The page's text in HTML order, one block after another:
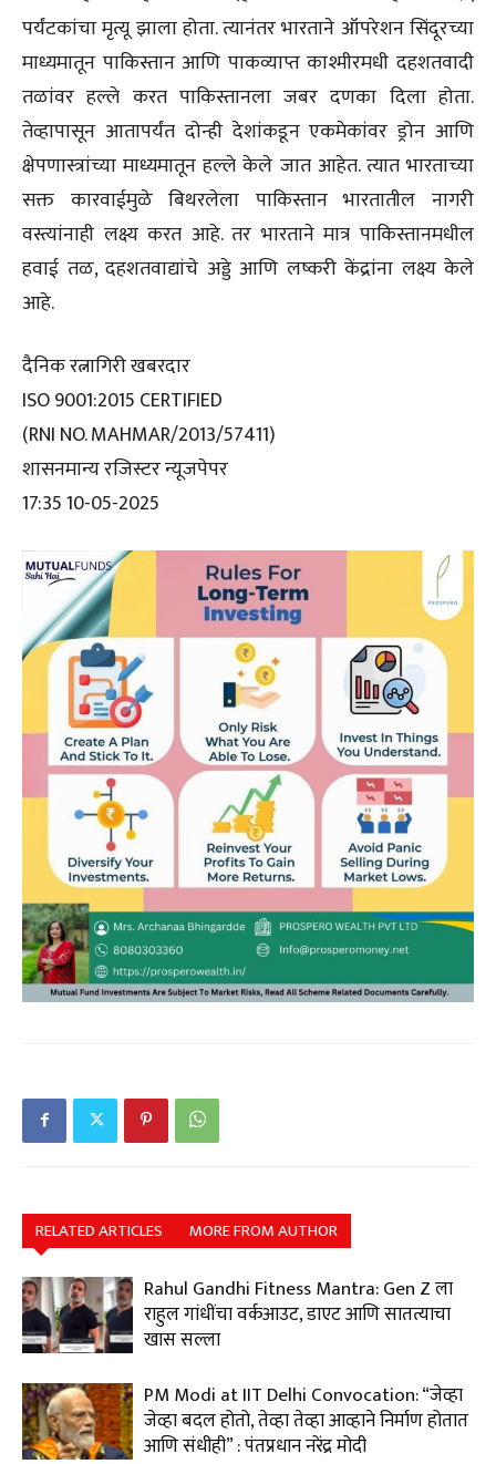
पर्यंटकांचा मृत्यू झाला होता. त्यानंतर भारताने ऑपरेशन सिंदूरच्या
माध्यमातून पाकिस्तान आणि पाकव्याप्त काश्मीरमधी दहशतवादी
तळांवर हल्ले करत पाकिस्तानला जबर दणका दिला होता.
तेव्हापासून आतापर्यंत दोन्ही देशांकडून एकमेकांवर ड्रोन आणि
क्षेपणास्त्रांच्या माध्यमातून हल्ले केले जात आहेत. त्यात भारताच्या
सक्त कारवाईमुळे बिथरलेला पाकिस्तान भारतातील नागरी
वस्त्यांनाही लक्ष्य करत आहे. तर भारताने मात्र पाकिस्तानमधील
हवाई तळ, दहशतवाद्यांचे अड्डे आणि लष्करी केंद्रांना लक्ष्य केले
आहे.
दैनिक रत्नागिरी खबरदार
ISO 9001:2015 CERTIFIED
(RNI NO. MAHMAR/2013/57411)
शासनमान्य रजिस्टर न्यूजपेपर
17:35 10-05-2025
RELATED ARTICLES MORE FROM AUTHOR
Rahul Gandhi Fitness Mantra: Gen Z ला
राहुल गांधींचा वर्कआउट, डाएट आणि सातत्याचा
खास सल्ला
PM Modi at IIT Delhi Convocation: “जेव्हा
जेव्हा बदल होतो, तेव्हा तेव्हा आव्हाने निर्माण होतात
आणि संधीही” : पंतप्रधान नरेंद्र मोदी